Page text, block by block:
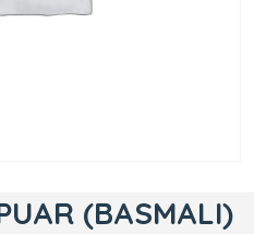
(BASMALI)